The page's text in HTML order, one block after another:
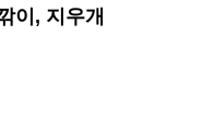
, 지우개